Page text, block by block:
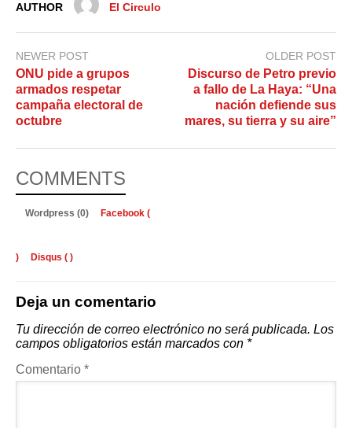
AUTHOR El Circulo
NEWER POST
ONU pide a grupos
armados respetar
campaña electoral de
octubre
OLDER POST
Discurso de Petro previo
a fallo de La Haya: “Una
nación defiende sus
mares, su tierra y su aire”
COMMENTS
Wordpress (0) Facebook (
) Disqus ( )
Deja un comentario
Tu dirección de correo electrónico no será publicada. Los
campos obligatorios están marcados con *
Comentario *